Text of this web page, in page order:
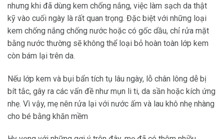
nhưng khi đã dùng kem chống nắng, việc làm sạch da thật
kỹ vào cuối ngày là rất quan trọng. Đặc biệt với những loại
kem chống nắng chống nước hoặc có gốc dầu, chỉ rửa mặt
bằng nước thường sẽ không thể loại bỏ hoàn toàn lớp kem
còn bám lại trên da.
Nếu lớp kem và bụi bẩn tích tụ lâu ngày, lỗ chân lông dễ bị
bít tắc, gây ra các vấn đề như mụn li ti, da sần hoặc kích ứng
nhẹ. Vì vậy, mẹ nên rửa lại với nước ấm và lau khô nhẹ nhàng
cho bé bằng khăn mềm